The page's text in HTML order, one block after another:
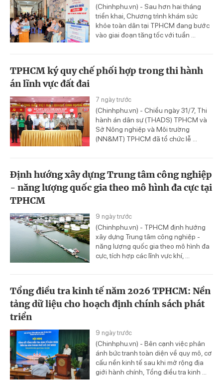
(Chinhphu.vn) - Sau hơn hai tháng
triển khai, Chương trình khám sức
khỏe toàn dân tại TPHCM đang bước
vào giai đoạn tăng tốc với tuần ...
TPHCM ký quy chế phối hợp trong thi hành
án lĩnh vực đất đai
7 ngày trước
(Chinhphu.vn) - Chiều ngày 31/7, Thi
hành án dân sự (THADS) TPHCM và
Sở Nông nghiệp và Môi trường
(NN&MT) TPHCM đã tổ chức lễ ...
Định hướng xây dựng Trung tâm công nghiệp
- năng lượng quốc gia theo mô hình đa cực tại
TPHCM
9 ngày trước
(Chinhphu.vn) - TPHCM định hướng
xây dựng Trung tâm công nghiệp -
năng lượng quốc gia theo mô hình đa
cực, tích hợp các lĩnh vực khí, ...
Tổng điều tra kinh tế năm 2026 TPHCM: Nền
tảng dữ liệu cho hoạch định chính sách phát
triển
9 ngày trước
(Chinhphu.vn) - Bên cạnh việc phản
ánh bức tranh toàn diện về quy mô, cơ
cấu nền kinh tế sau khi mở rộng địa
giới hành chính, Tổng điều tra kinh ...